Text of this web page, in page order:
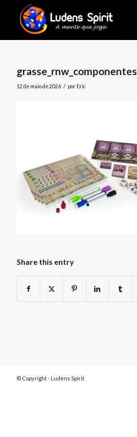
grasse_rnw_componentes
12 de maio de 2026 / por Eric
Share this entry
© Copyright - Ludens Spirit